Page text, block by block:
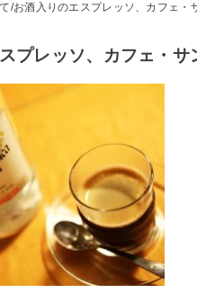
お酒入りのエスプレッソ、カフェ・
プレッソ、カフェ・サ